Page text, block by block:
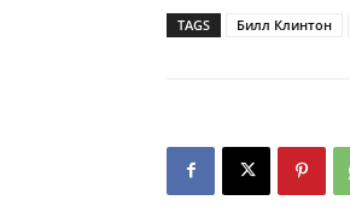
TAGS Билл Клинтон